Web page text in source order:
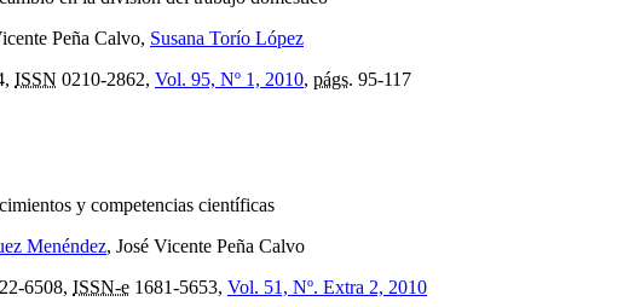
Peña Calvo, Susana Torío López
ISSN 0210-2862, Vol. 95, Nº 1, 2010, págs. 95-117
y competencias científicas
Menéndez, José Vicente Peña Calvo
6508, ISSN-e 1681-5653, Vol. 51, Nº. Extra 2, 2010